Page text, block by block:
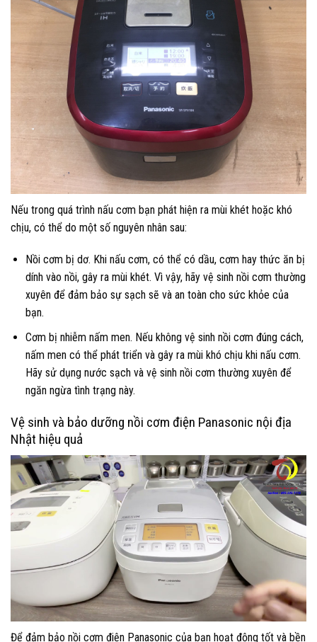
Nếu trong quá trình nấu cơm bạn phát hiện ra mùi khét hoặc khó
chịu, có thể do một số nguyên nhân sau:
Nồi cơm bị dơ. Khi nấu cơm, có thể có dầu, cơm hay thức ăn bị
dính vào nồi, gây ra mùi khét. Vì vậy, hãy vệ sinh nồi cơm thường
xuyên để đảm bảo sự sạch sẽ và an toàn cho sức khỏe của
bạn.
Cơm bị nhiễm nấm men. Nếu không vệ sinh nồi cơm đúng cách,
nấm men có thể phát triển và gây ra mùi khó chịu khi nấu cơm.
Hãy sử dụng nước sạch và vệ sinh nồi cơm thường xuyên để
ngăn ngừa tình trạng này.
Vệ sinh và bảo dưỡng nồi cơm điện Panasonic nội địa
Nhật hiệu quả
Để đảm bảo nồi cơm điện Panasonic của bạn hoạt động tốt và bền